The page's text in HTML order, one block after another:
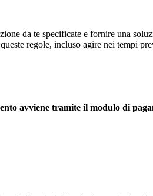
da te specificate e fornire una
regole, incluso agire nei tempi
avviene tramite il modulo di